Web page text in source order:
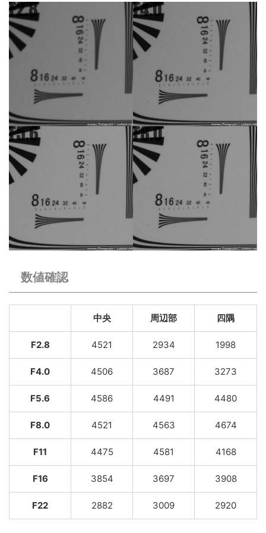
数値確認
中央 周辺部 四隅
F2.8 4521 2934 1998
F4.0 4506 3687 3273
F5.6 4586 4491 4480
F8.0 4521 4563 4674
F11 4475 4581 4168
F16 3854 3697 3908
F22 2882 3009 2920